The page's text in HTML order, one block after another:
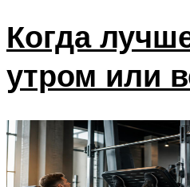
Когда
утром или